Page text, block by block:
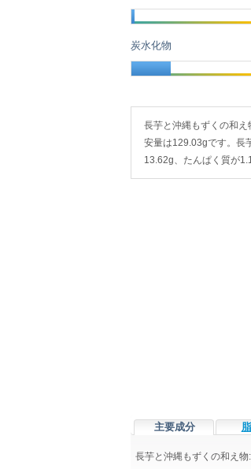
炭水化物
長芋と沖縄もずくの和
安量は129.03gです。長
13.62g、たんぱく質が
主要成分
長芋と沖縄もずくの和え